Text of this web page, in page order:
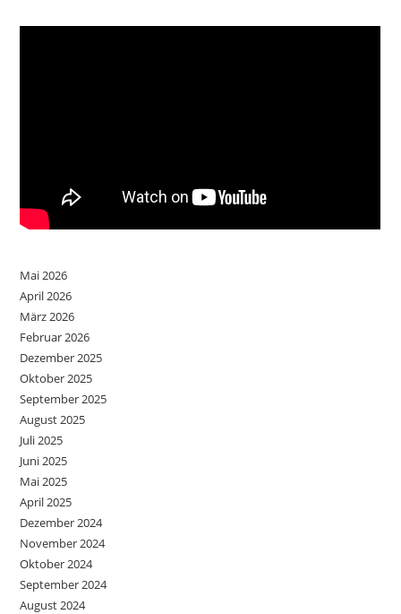
Mai 2026
April 2026
März 2026
Februar 2026
Dezember 2025
Oktober 2025
September 2025
August 2025
Juli 2025
Juni 2025
Mai 2025
April 2025
Dezember 2024
November 2024
Oktober 2024
September 2024
August 2024